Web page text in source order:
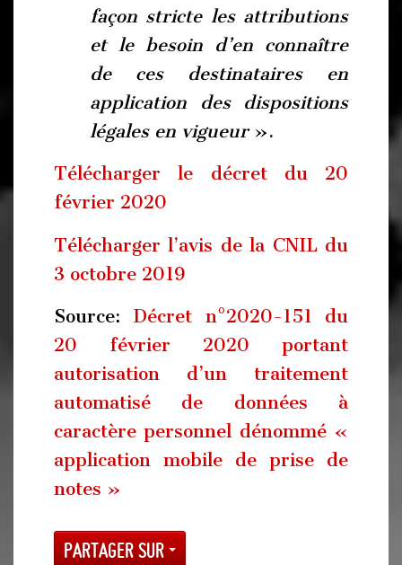
façon stricte les attributions
et le besoin d’en connaître
de ces destinataires en
application des dispositions
légales en vigueur».
Télécharger le décret du 20
février 2020
Télécharger l’avis de la CNIL du
3 octobre 2019
Source: Décret n°2020-151 du
20 février 2020 portant
autorisation d’un traitement
automatisé de données à
caractère personnel dénommé «
application mobile de prise de
notes »
Partager sur